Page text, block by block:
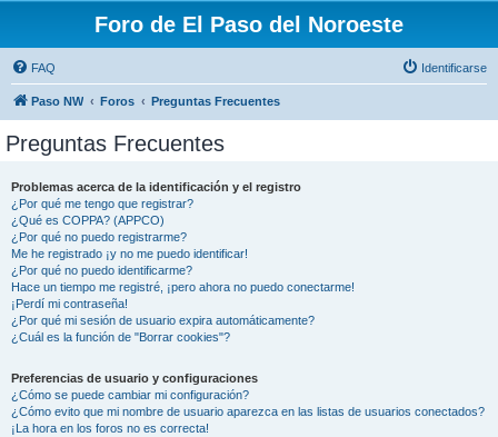
Foro de El Paso del Noroeste
FAQ Identificarse
Paso NW Foros Preguntas Frecuentes
Preguntas Frecuentes
Problemas acerca de la identificación y el registro
¿Por qué me tengo que registrar?
¿Qué es COPPA? (APPCO)
¿Por qué no puedo registrarme?
Me he registrado ¡y no me puedo identificar!
¿Por qué no puedo identificarme?
Hace un tiempo me registré, ¡pero ahora no puedo conectarme!
¡Perdí mi contraseña!
¿Por qué mi sesión de usuario expira automáticamente?
¿Cuál es la función de "Borrar cookies"?
Preferencias de usuario y configuraciones
¿Cómo se puede cambiar mi configuración?
¿Cómo evito que mi nombre de usuario aparezca en las listas de usuarios conectados?
¡La hora en los foros no es correcta!